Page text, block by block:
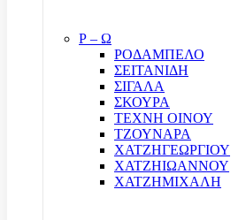
Ρ – Ω
ΡΟΔΑΜΠΕΛΟ
ΣΕΙΤΑΝΙΔΗ
ΣΙΓΑΛΑ
ΣΚΟΥΡΑ
ΤΕΧΝΗ ΟΙΝΟΥ
ΤΖΟΥΝΑΡΑ
ΧΑΤΖΗΓΕΩΡΓΙΟΥ
ΧΑΤΖΗΙΩΑΝΝΟΥ
ΧΑΤΖΗΜΙΧΑΛΗ